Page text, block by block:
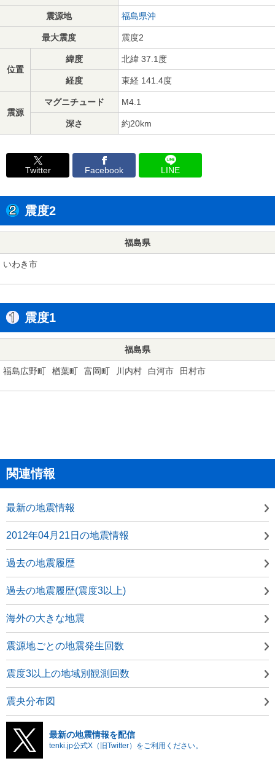
震源地 福島県沖
最大震度 震度2
位置
緯度 北緯 37.1度
経度 東経 141.4度
震源
マグニチュード M4.1
深さ 約20km
Twitter Facebook LINE
震度2
福島県
いわき市
震度1
福島県
福島広野町 楢葉町 富岡町 川内村 白河市 田村市
関連情報
最新の地震情報
2012年04月21日の地震情報
過去の地震履歴
過去の地震履歴(震度3以上)
海外の大きな地震
震源地ごとの地震発生回数
震度3以上の地域別観測回数
震央分布図
最新の地震情報を配信
tenki.jp公式X（旧Twitter）をご利用ください。